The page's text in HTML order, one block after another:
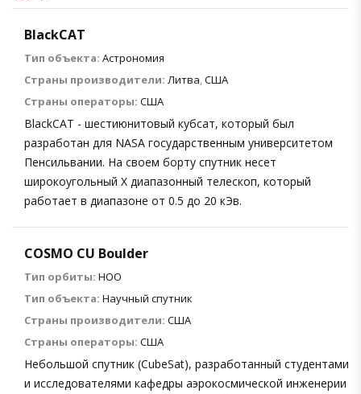
BlackCAT
Тип объекта: Астрономия
Страны производители: Литва,США
Страны операторы: США
BlackCAT - шестиюнитовый кубсат, который был
разработан для NASA государственным университетом
Пенсильвании. На своем борту спутник несет
широкоугольный X диапазонный телескоп, который
работает в диапазоне от 0.5 до 20 кЭв.
COSMO CU Boulder
Тип орбиты: НОО
Тип объекта: Научный спутник
Страны производители: США
Страны операторы: США
Небольшой спутник (CubeSat), разработанный студентами
и исследователями кафедры аэрокосмической инженерии